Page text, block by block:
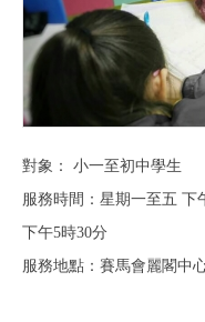
對象： 小一至初中學生
服務時間：星期一至五 下
下午5時30分
服務地點：賽馬會麗閣中